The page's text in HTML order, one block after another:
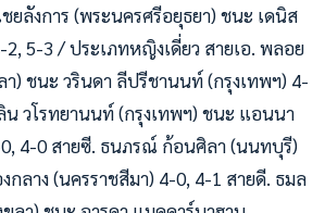
ยลังการ (พระนครศรีอยุธยา) ชนะ เดนิส
2, 5-3 / ประเภทหญิงเดี่ยว สายเอ. พลอย
า) ชนะ วรินดา ลีปรีชานนท์ (กรุงเทพฯ) 4-
วโรทยานนท์ (กรุงเทพฯ) ชนะ แอนนา
4-0 สายซี. ธนภรณ์ ก้อนศิลา (นนทบุรี)
กลาง (นครราชสีมา) 4-0, 4-1 สายดี. ธมล